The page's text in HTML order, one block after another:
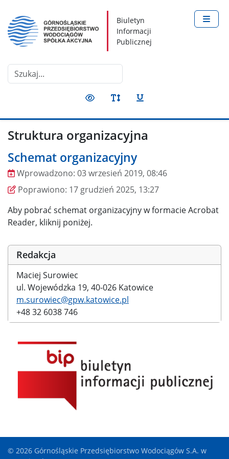
Biuletyn
Informacji
Publicznej
Szukaj
Redakcja
Maciej Surowiec
ul. Wojewódzka 19, 40-026 Katowice
m.surowiec@gpw.katowice.pl
+48 32 6038 746
Struktura organizacyjna
Schemat organizacyjny
Wprowadzono
Wprowadzono: 03 wrzesień 2019, 08:46
Poprawiono
Poprawiono: 17 grudzień 2025, 13:27
Aby pobrać schemat organizacyjny w formacie Acrobat
Reader, kliknij poniżej.
© 2026 Górnośląskie Przedsiębiorstwo Wodociągów S.A. w